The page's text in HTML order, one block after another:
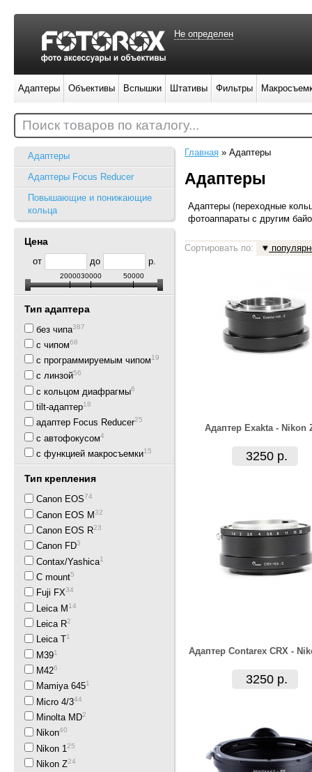
Адаптеры
Адаптеры Focus Reducer
Повышающие и понижающие
кольца
Цена
от до р.
2000030000 50000
Тип адаптера
без чипа387
с чипом68
с программируемым чипом19
с линзой56
с кольцом диафрагмы6
tilt-адаптер18
адаптер Focus Reducer25
с автофокусом4
с функцией макросъемки15
Тип крепления
Canon EOS74
Canon EOS M32
Canon EOS R23
Canon FD3
Contax/Yashica1
C mount5
Fuji FX34
Leica M 14
Leica R2
Leica T1
M391
M426
Mamiya 6451
Micro 4/344
Minolta MD2
Nikon40
Nikon 125
Nikon Z24
Главная » Адаптеры
Адаптеры
Адаптеры (переходные
фотоаппараты с другим
Сортировать по:
Адаптер Exakta - Nikon
3250 р.
Адаптер Contarex CRX -
3250 р.
Не определен
Адаптеры Объективы Вспышки Штативы Фильтры
Поиск товаров по каталогу...